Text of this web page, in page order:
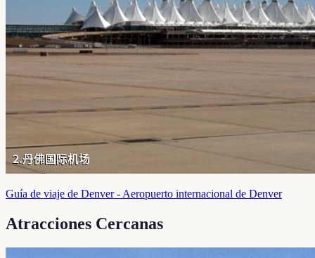
Guía de viaje de Denver - Aeropuerto internacional de Denver
Atracciones Cercanas